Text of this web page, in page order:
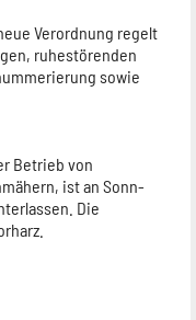
Verordnung regelt
ruhestörenden
sowie
Betrieb von
ist an Sonn-
Die